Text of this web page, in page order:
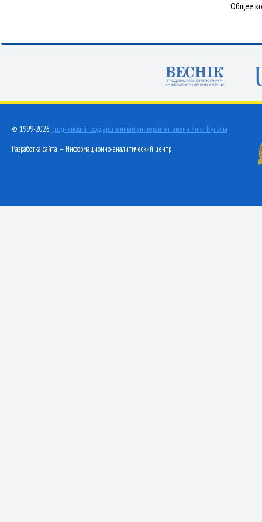
Общее
© 1999-2026, Гродненский государственный университет имени Янки Купалы
Разработка сайта — Информационно-аналитический центр